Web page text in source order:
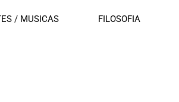
/ MUSICAS FILOSOFIA